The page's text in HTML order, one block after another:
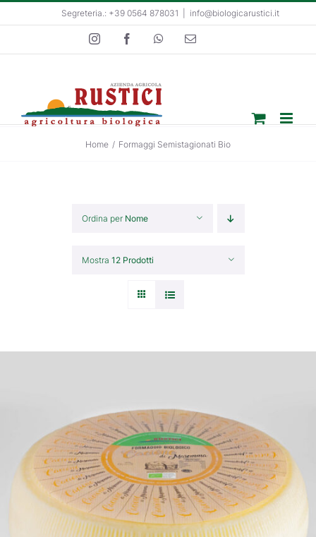
al
Segreteria.: +39 0564 878031 info@biologicarustici.it
InstagramFacebookWhatsApp
Email
Home / Formaggi Semistagionati Bio
Ordina per Nome
Mostra 12 Prodotti
DETTAGLI